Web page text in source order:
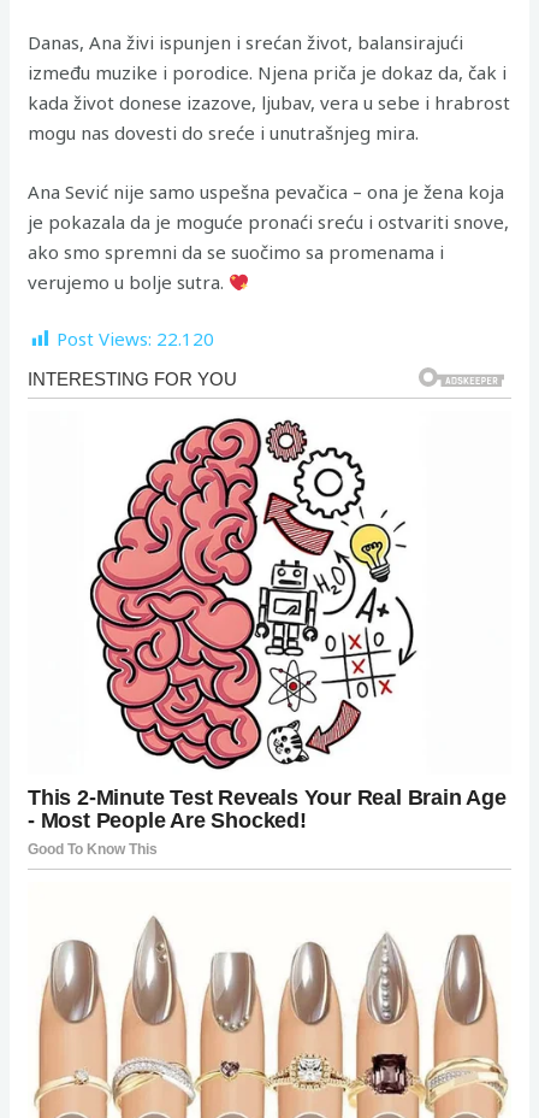
Danas, Ana živi ispunjen i srećan život, balansirajući
između muzike i porodice. Njena priča je dokaz da, čak i
kada život donese izazove, ljubav, vera u sebe i hrabrost
mogu nas dovesti do sreće i unutrašnjeg mira.
Ana Sević nije samo uspešna pevačica – ona je žena koja
je pokazala da je moguće pronaći sreću i ostvariti snove,
ako smo spremni da se suočimo sa promenama i
verujemo u bolje sutra.
Post Views: 22.120